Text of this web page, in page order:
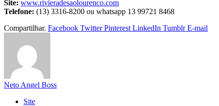
Site: www.rivieradesaolourenco.com
Telefone: (13) 3316-8200 ou whatsapp 13 99721 8468
Compartilhar. Facebook Twitter Pinterest LinkedIn Tumblr E-mail
Neto Angel Boss
Site